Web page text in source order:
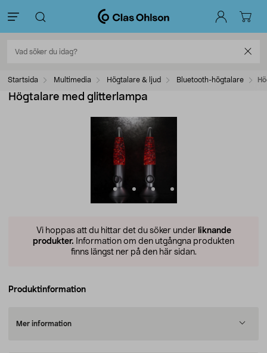
Startsida Multimedia Högtalare & ljud Bluetooth-högtalare
Högtalare med glitterlampa
Vi hoppas att du hittar det du söker under liknande
produkter. Information om den utgångna produkten
finns längst ner på den här sidan.
Produktinformation
Mer information